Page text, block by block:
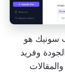
سونيك هو
وفريد